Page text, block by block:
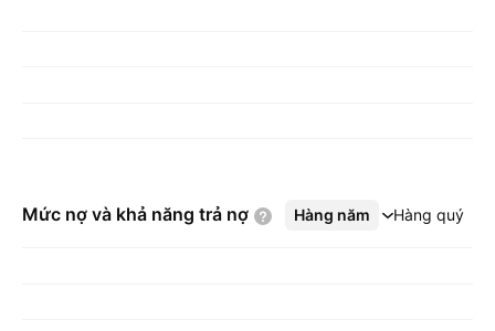
Mức nợ và khả năng trả nợ Hàng năm Hàng quý
Xem thêm